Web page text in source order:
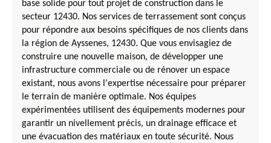
base solide pour tout projet de construction dans le
secteur 12430. Nos services de terrassement sont conçus
pour répondre aux besoins spécifiques de nos clients dans
la région de Ayssenes, 12430. Que vous envisagiez de
construire une nouvelle maison, de développer une
infrastructure commerciale ou de rénover un espace
existant, nous avons l'expertise nécessaire pour préparer
le terrain de manière optimale. Nos équipes
expérimentées utilisent des équipements modernes pour
garantir un nivellement précis, un drainage efficace et
une évacuation des matériaux en toute sécurité. Nous